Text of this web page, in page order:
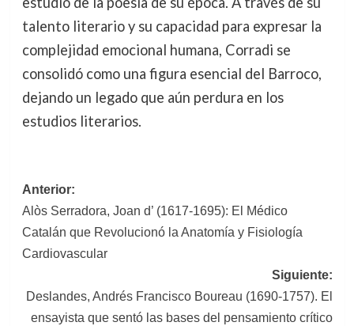
talento literario y su capacidad para expresar la
complejidad emocional humana, Corradi se
consolidó como una figura esencial del Barroco,
dejando un legado que aún perdura en los
estudios literarios.
Navegación
de
entradas
Anterior:
Alòs Serradora, Joan d’ (1617-1695): El Médico
Catalán que Revolucionó la Anatomía y Fisiología
Cardiovascular
Siguiente:
Deslandes, Andrés Francisco Boureau (1690-1757). El
ensayista que sentó las bases del pensamiento crítico